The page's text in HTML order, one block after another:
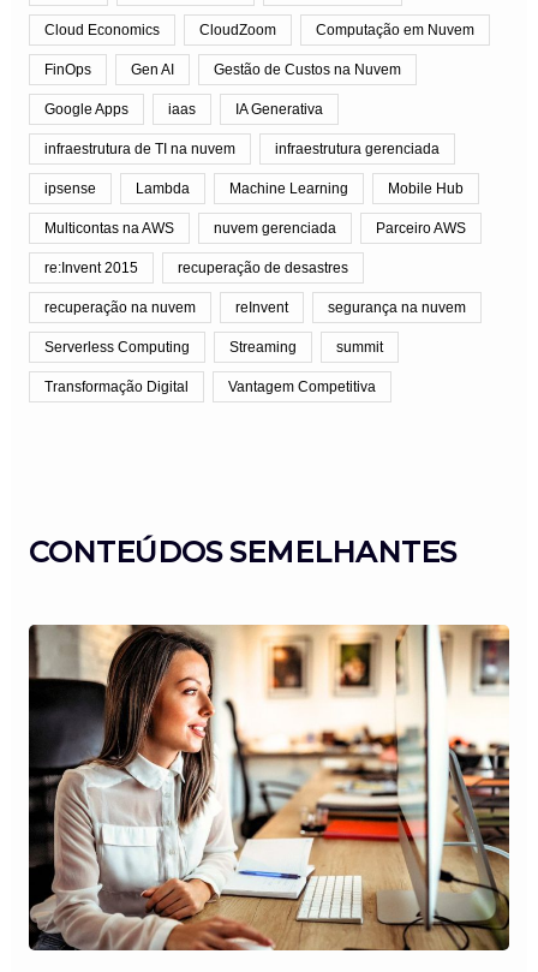
Cloud Economics CloudZoom Computação em Nuvem
FinOps Gen AI Gestão de Custos na Nuvem
Google Apps iaas IA Generativa
infraestrutura de TI na nuvem infraestrutura gerenciada
ipsense Lambda Machine Learning Mobile Hub
Multicontas na AWS nuvem gerenciada Parceiro AWS
re:Invent 2015 recuperação de desastres
recuperação na nuvem reInvent segurança na nuvem
Serverless Computing Streaming summit
Transformação Digital Vantagem Competitiva
CONTEÚDOS SEMELHANTES